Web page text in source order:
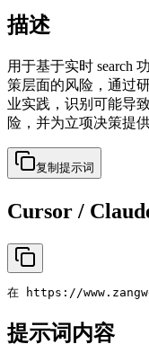
描述
用于基于实时 search
策层面的风险，通过
业实践，识别可能导
险，并为立项决策提
复制提示词
Cursor /
在 https://
提示词内容